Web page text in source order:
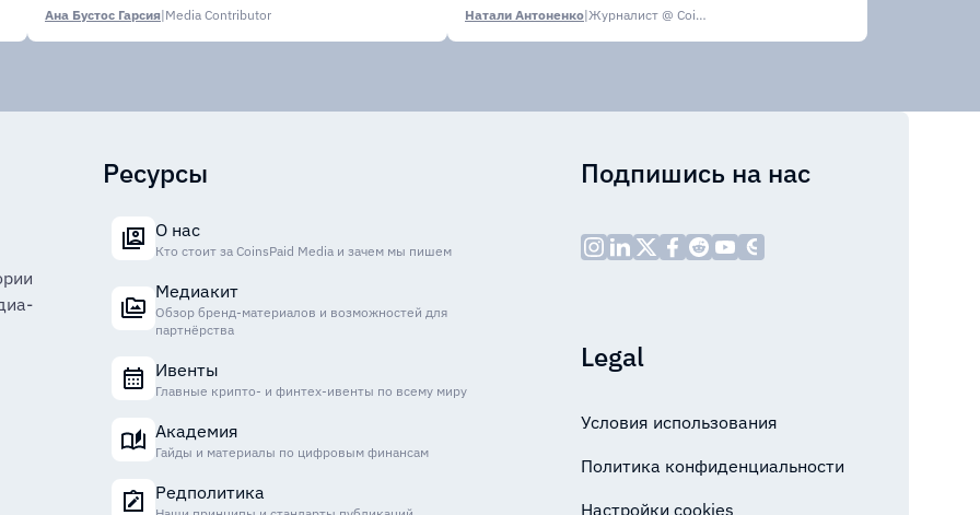
Ана Бустос Гарсия|Media Contributor Натали Антоненко| Журналист @ CoinsPaid Media
Ресурсы
О нас
Кто стоит за CoinsPaid Media и зачем мы пишем
Медиакит
Обзор бренд-материалов и возможностей для
партнёрства
Ивенты
Главные крипто- и финтех-ивенты по всему миру
Академия
Гайды и материалы по цифровым финансам
Редполитика
Подпишись на нас
Legal
Условия использования
Политика конфиденциальности
Настройки cookies